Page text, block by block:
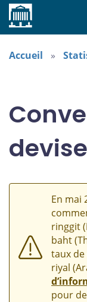
Accueil
En mai
ringgit
baht
taux de
riyal
pour